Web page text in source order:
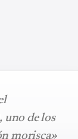
de los
morisca»